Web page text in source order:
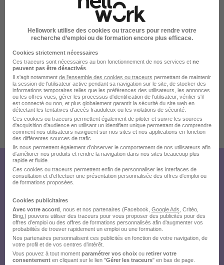
Rue de Passy
44260 Malville
Localiser le poste
Publiée le 10/07/2026 - Réf : bwalb0rmfw
Créez votre compte Hellowork et
envoyez votre candidature !
Hellowork utilise des cookies ou traceurs pour rendre votre
recherche d’emploi ou de formation encore plus efficace.
Cookies strictement nécessaires
Ces traceurs sont nécessaires au bon fonctionnement de nos services et ne
peuvent pas être désactivés
Il s'agit notamment de l'ensemble des cookies ou traceurs permettant de maintenir
la session de l'utilisateur active pendant sa navigation sur le site, de stocker des
informations temporaires telles que les préférences des utilisateurs, les annonces
ou les offres vues, gérer les processus d'identification de l'utilisateur, vérifier s'il
est connecté ou non, et plus globalement garantir la sécurité du site web en
détectant les tentatives d'accès frauduleux ou les violations de sécurité.
Ces cookies ou traceurs permettent également de piloter et suivre les sources
d'acquisition d'audience en utilisant un identifiant unique permettant de comprendre
comment nos utilisateurs naviguent sur nos sites et nos applications en fonction
des différentes sources de trafic.
Ils nous permettent également d’observer le comportement de nos utilisateurs afin
d'améliorer nos produits et rendre la navigation dans nos sites beaucoup plus
rapide et fluide.
Ces cookies ou traceurs permettent enfin de personnaliser les interfaces de
consultation et d'effectuer une présentation personnalisée des offres d'emploi ou
de formations proposées.
Cookies publicitaires
Avec votre accord , nous et nos partenaires (Facebook, Google Ads , Critéo,
Bing,) pouvons utiliser des traceurs pour vous proposer des publicités pour des
offres d’emploi ou des offres de formations personnalisés afin d’augmenter vos
probabilités de trouver rapidement un emploi ou une formation.
Nos partenaires personnalisent ces publicités en fonction de votre navigation, de
votre profil et de vos centres d’intérêt.
Vous pouvez à tout moment paramétrer vos choix ou retirer votre
consentement en cliquant sur le lien "Gérer les traceurs" en bas de page.